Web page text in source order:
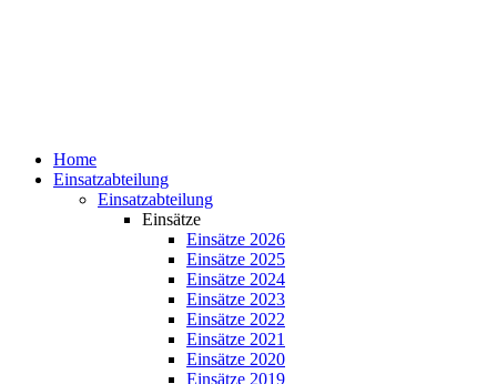
Home
Einsatzabteilung
Einsatzabteilung
Einsätze
Einsätze 2026
Einsätze 2025
Einsätze 2024
Einsätze 2023
Einsätze 2022
Einsätze 2021
Einsätze 2020
Einsätze 2019